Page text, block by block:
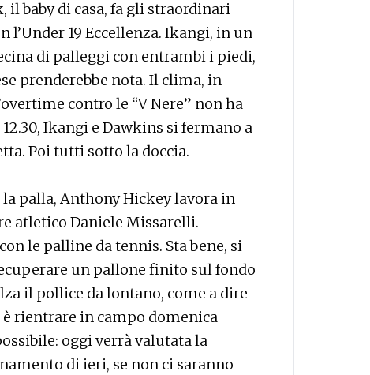
il baby di casa, fa gli straordinari
l’Under 19 Eccellenza. Ikangi, in un
di palleggi con entrambi i piedi,
prenderebbe nota. Il clima, in
contro le “V Nere” non ha
Ikangi e Dawkins si fermano a
Poi tutti sotto la doccia.
palla, Anthony Hickey lavora in
atletico Daniele Missarelli.
le palline da tennis. Sta bene, si
un pallone finito sul fondo
il pollice da lontano, come a dire
rientrare in campo domenica
oggi verrà valutata la
di ieri, se non ci saranno